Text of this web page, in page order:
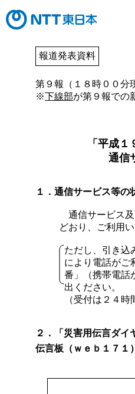
報道発表資料
第９報（１８時００分
※下線部が第９報での
「平成
通信
１．通信サービス等の
通信サービス及
どおり、ご利用い
ただし、引き込
により電話がご
番」（携帯電話
出ください。
（受付は２４時
２．「災害用伝言ダ
伝言板（ｗｅｂ１７１